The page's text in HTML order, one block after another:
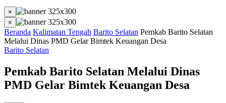
×
×
Beranda Kalimatan Tengah Barito Selatan Pemkab Barito Selatan
Melalui Dinas PMD Gelar Bimtek Keuangan Desa
Barito Selatan
Pemkab Barito Selatan Melalui Dinas
PMD Gelar Bimtek Keuangan Desa